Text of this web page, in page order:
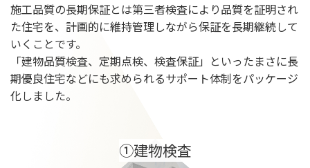
施工品質の長期保証とは第三者検査により品質を証明され
た住宅を、計画的に維持管理しながら保証を長期継続して
いくことです。
「建物品質検査、定期点検、検査保証」といったまさに長
期優良住宅などにも求められるサポート体制をパッケージ
化しました。
①建物検査